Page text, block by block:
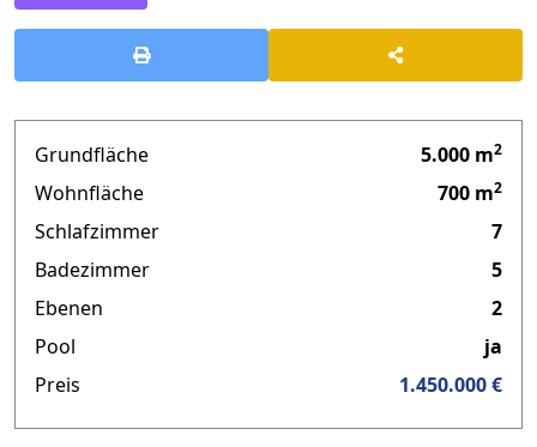
Grundfläche 5.000 m2
Wohnfläche 700 m2
Schlafzimmer
7
Badezimmer
5
Ebenen
2
Pool
ja
Preis
1.450.000 €